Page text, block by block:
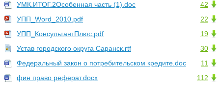
42
УМК.ИТОГ.2Особенная часть (1).doc
22
УПП_Word_2010.pdf
19
УПП_КонсультантПлюс.pdf
30
Устав городского округа Саранск.rtf
11
Федеральный закон о потребительском кредите.doc
112
фин право реферат.docx